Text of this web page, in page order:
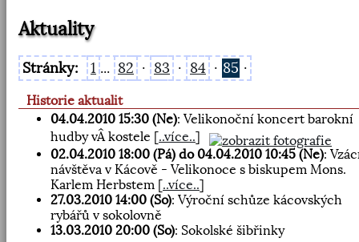
Aktuality
Stránky: 1 ... 82 · 83 · 84 · 85 ·
Historie aktualit
04.04.2010 15:30 (Ne): Velikonoční koncert barokní
hudby vÂ kostele [..více..]
02.04.2010 18:00 (Pá) do 04.04.2010 10:45 (Ne):
návštěva v Kácově - Velikonoce s biskupem Mons.
Karlem Herbstem [..více..]
27.03.2010 14:00 (So): Výroční schůze kácovských
rybářů v sokolovně
13.03.2010 20:00 (So): Sokolské šibřinky